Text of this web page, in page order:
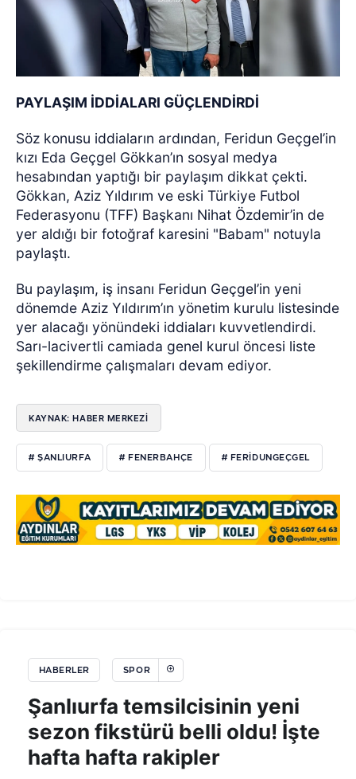
PAYLAŞIM İDDİALARI GÜÇLENDİRDİ
Söz konusu iddiaların ardından, Feridun Geçgel’in
kızı Eda Geçgel Gökkan’ın sosyal medya
hesabından yaptığı bir paylaşım dikkat çekti.
Gökkan, Aziz Yıldırım ve eski Türkiye Futbol
Federasyonu (TFF) Başkanı Nihat Özdemir’in de
yer aldığı bir fotoğraf karesini "Babam" notuyla
paylaştı.
Bu paylaşım, iş insanı Feridun Geçgel’in yeni
dönemde Aziz Yıldırım’ın yönetim kurulu listesinde
yer alacağı yönündeki iddiaları kuvvetlendirdi.
Sarı-lacivertli camiada genel kurul öncesi liste
şekillendirme çalışmaları devam ediyor.
KAYNAK: HABER MERKEZİ
# ŞANLIURFA # FENERBAHÇE # FERIDUNGEÇGEL
HABERLER SPOR
Şanlıurfa temsilcisinin yeni
sezon fikstürü belli oldu! İşte
hafta hafta rakipler